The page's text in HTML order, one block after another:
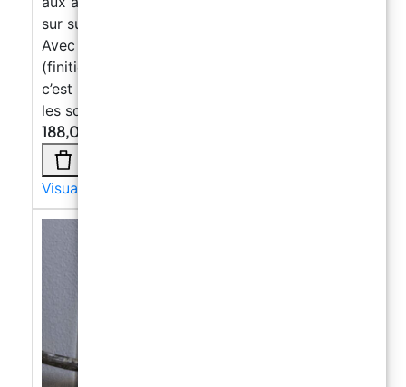
sur surfaces humides sans barrière à la vapeur.
Avec ses options de personnalisation
(finitions, couleurs, résistance antidérapante),
c’est un choix fiable pour protéger et valoriser
les sols.
188,09
Visualizza di più →